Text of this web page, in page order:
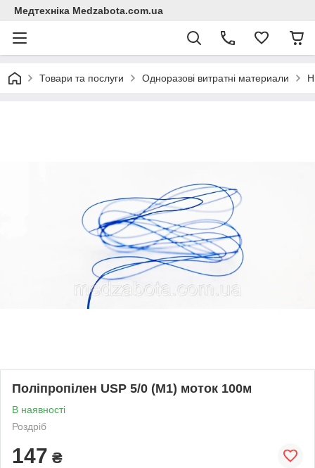
Медтехніка Medzabota.com.ua
Товари та послуги Одноразові витратні материали
Поліпропілен USP 5/0 (М1) моток 100м
В наявності
Роздріб
147 ₴